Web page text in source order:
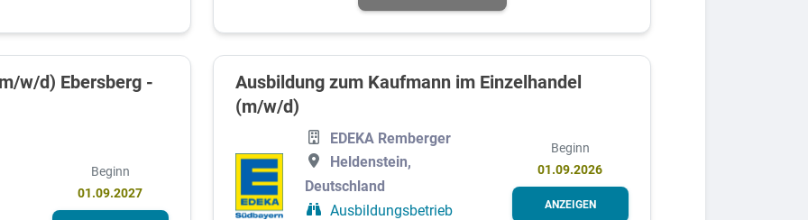
w/d) Ebersberg -
Beginn
01.09.2027
Ausbildung zum Kaufmann im Einzelhandel
(m/w/d)
EDEKA Remberger
Heldenstein,
Deutschland
Ausbildungsbetrieb
Beginn
01.09.2026
ANZEIGEN